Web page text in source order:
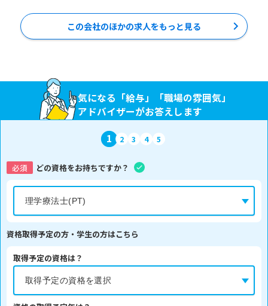
この会社のほかの求人をもっと見る
気になる「給与」「職場の雰囲気」
アドバイザーがお答えします
1 2 3 4 5
必須 どの資格をお持ちですか？
資格取得予定の方・学生の方はこちら
取得予定の資格は？